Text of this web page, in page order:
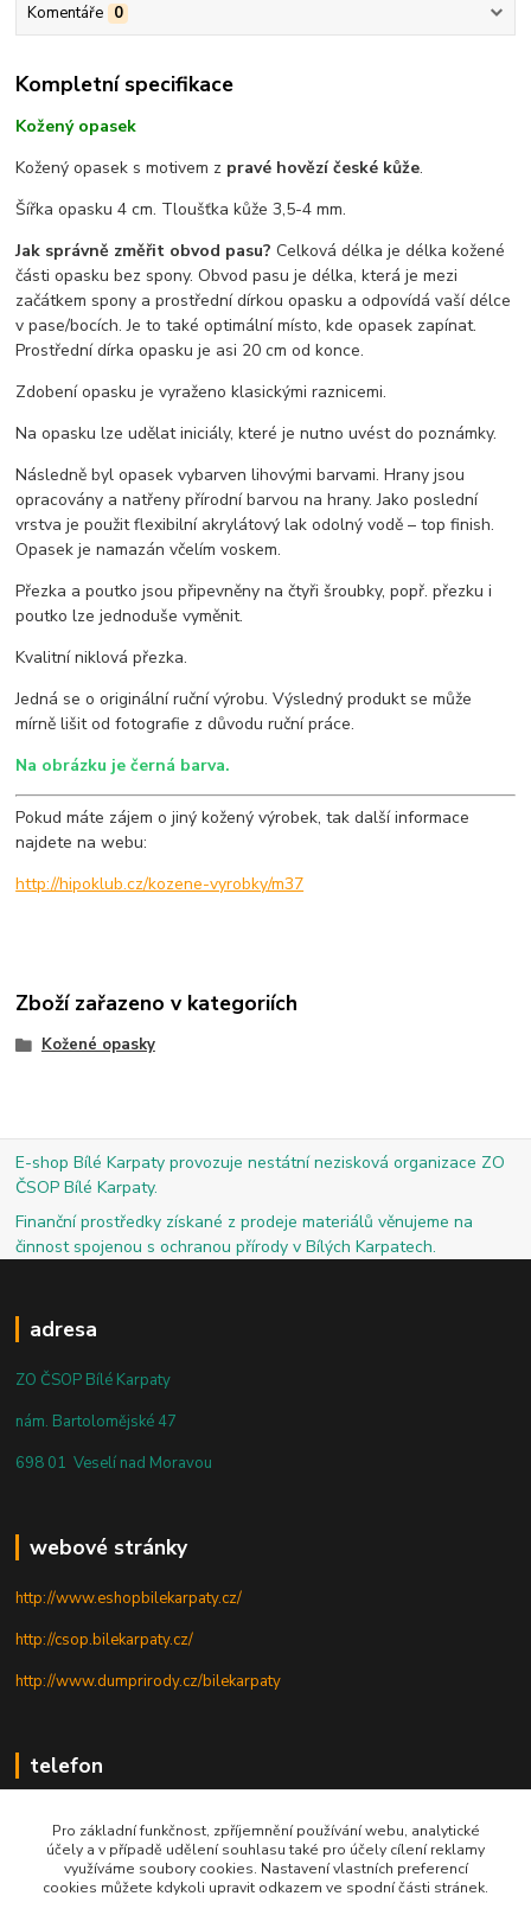
Komentáře 0
Kompletní specifikace
Kožený opasek
Kožený opasek s motivem z pravé hovězí české kůže.
Šířka opasku 4 cm. Tloušťka kůže 3,5-4 mm.
Jak správně změřit obvod pasu?Celková délka je délka kožené
části opasku bez spony. Obvod pasu je délka, která je mezi
začátkem spony a prostřední dírkou opasku a odpovídá vaší délce
v pase/bocích. Je to také optimální místo, kde opasek zapínat.
Prostřední dírka opasku je asi 20 cm od konce.
Zdobení opasku je vyraženo klasickými raznicemi.
Na opasku lze udělat iniciály, které je nutno uvést do poznámky.
Následně byl opasek vybarven lihovými barvami. Hrany jsou
opracovány a natřeny přírodní barvou na hrany. Jako poslední
vrstva je použit flexibilní akrylátový lak odolný vodě – top finish.
Opasek je namazán včelím voskem.
Přezka a poutko jsou připevněny na čtyři šroubky, popř. přezku i
poutko lze jednoduše vyměnit.
Kvalitní niklová přezka.
Jedná se o originální ruční výrobu. Výsledný produkt se může
mírně lišit od fotografie z důvodu ruční práce.
Na obrázku je černá barva.
Pokud máte zájem o jiný kožený výrobek, tak další informace
najdete na webu:
http://hipoklub.cz/kozene-vyrobky/m37
Zboží zařazeno v kategoriích
Kožené opasky
E-shop Bílé Karpaty provozuje nestátní nezisková organizace ZO
ČSOP Bílé Karpaty.
Finanční prostředky získané z prodeje materiálů věnujeme na
činnost spojenou s ochranou přírody v Bílých Karpatech.
adresa
ZO ČSOP Bílé Karpaty
nám. Bartolomějské 47
698 01 Veselí nad Moravou
webové stránky
http://www.eshopbilekarpaty.cz/
http://csop.bilekarpaty.cz/
http://www.dumprirody.cz/bilekarpaty
telefon
+420 727 880 789
PO - PÁ: 9 - 17
Pro základní funkčnost, zpříjemnění používání webu, analytické
účely a v případě udělení souhlasu také pro účely cílení reklamy
využíváme soubory cookies. Nastavení vlastních preferencí
cookies můžete kdykoli upravit odkazem ve spodní části stránek.